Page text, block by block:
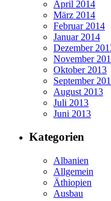
April 2014
März 2014
Februar 2014
Januar 2014
Dezember
November
Oktober 2013
September
August 2013
Juli 2013
Juni 2013
Kategorien
Albanien
Allgemein
Äthiopien
Ausbau